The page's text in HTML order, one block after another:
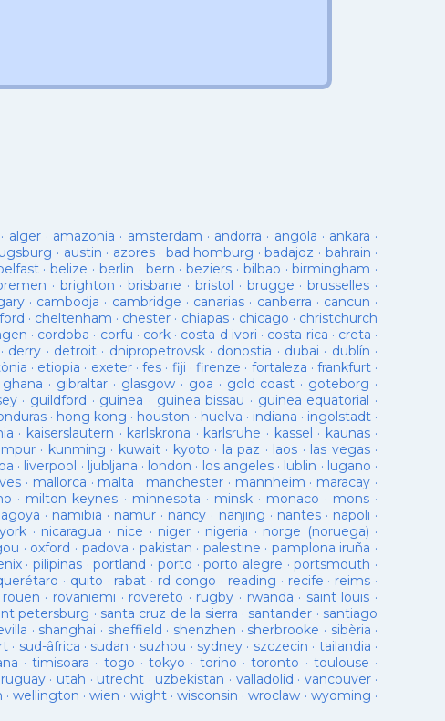
· alger· amazonia · amsterdam · andorra · angola · ankara ·
· austin · azores· bad homburg ·badajoz · bahrain ·
·belize · berlin · bern ·beziers · bilbao ·birmingham ·
· brighton ·brisbane · bristol · brugge ·brusselles ·
· cambodja · cambridge · canarias · canberra · cancun ·
· cheltenham · chester · chiapas· chicago · christchurch
· cordoba · corfu · cork · costa d ivori · costa rica · creta ·
· derry · detroit· dnipropetrovsk· donostia · dubai · dublín ·
· etiopia · exeter· fes · fiji · firenze · fortaleza · frankfurt ·
ghana · gibraltar · glasgow· goa · gold coast · goteborg ·
· guildford · guinea · guinea bissau · guinea equatorial ·
· hong kong · houston · huelva · indiana · ingolstadt·
· kaiserslautern · karlskrona · karlsruhe · kassel · kaunas·
· kunming · kuwait· kyoto · la paz · laos · las vegas·
· liverpool · ljubljana · london · los angeles· lublin · lugano ·
· mallorca · malta · manchester · mannheim · maracay ·
· milton keynes · minnesota · minsk· monaco · mons ·
· namibia · namur · nancy · nanjing · nantes· napoli ·
· nicaragua · nice · niger · nigeria · norge (noruega) ·
· oxford · padova · pakistan · palestine · pamplona iruña ·
·pilipinas ·portland · porto ·porto alegre ·portsmouth ·
· quito · rabat · rd congo · reading · recife · reims ·
rouen · rovaniemi · rovereto · rugby · rwanda · saint louis ·
petersburg · santa cruz de la sierra · santander · santiago
· shanghai · sheffield · shenzhen · sherbrooke · sibèria ·
· sud-âfrica · sudan · suzhou · sydney · szczecin · tailandia ·
·timisoara · togo ·tokyo · torino ·toronto · toulouse ·
· utah · utrecht · uzbekistan · valladolid · vancouver·
· wellington ·wien · wight·wisconsin ·wroclaw · wyoming ·